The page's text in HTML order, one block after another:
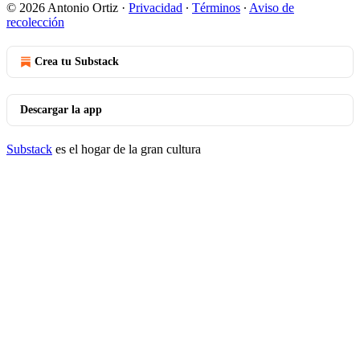
© 2026 Antonio Ortiz · Privacidad ∙ Términos ∙ Aviso de
recolección
Crea tu Substack
Descargar la app
Substack es el hogar de la gran cultura